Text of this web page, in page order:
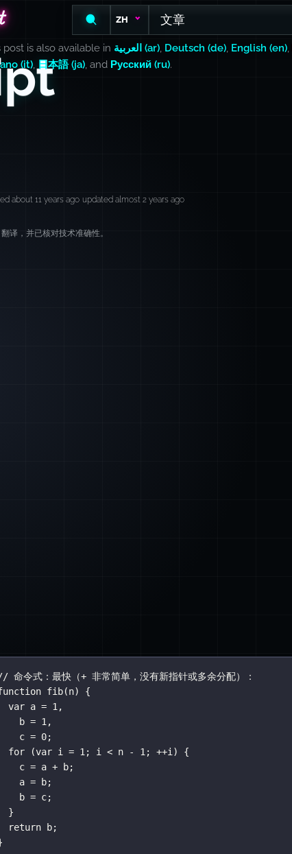
ZH 文章
post is also available in العربية (ar) Deutsch (de) English (en)
(it)
日本語 (ja) , and Русский (ru).
about 11 years ago updated almost 2 years ago
翻译，并已核对技术准确性。
命令式：最快（+ 非常简单，没有新指针或多余分配）：
fib(n) {
var a = 1 ,
b = 1 ,
c = 0;
for (var i = 1 ; i < n - 1 ; ++i) {
c = a + b;
a = b;
b = c;
}
return b;